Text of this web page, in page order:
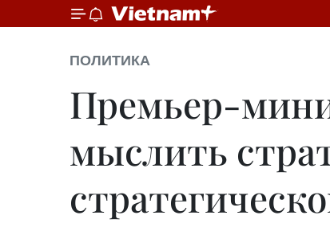
ПОЛИТИКА
Премьер-
мыслить